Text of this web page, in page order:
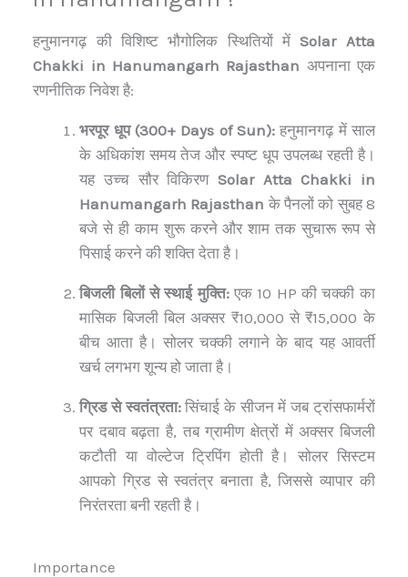
हनुमानगढ़ की विशिष्ट भौगोलिक स्थितियों मेंSolar Atta
Chakki in Hanumangarh Rajasthan अपनाना एक
रणनीतिक निवेश है:
भरपूर धूप (300+ Days of Sun):हनुमानगढ़ में साल
के अधिकांश समय तेज और स्पष्ट धूप उपलब्ध रहती है।
यह उच्च सौर विकिरण Solar Atta Chakki in
Hanumangarh Rajasthan के पैनलों को सुबह 8
बजे से ही काम शुरू करने और शाम तक सुचारू रूप से
पिसाई करने की शक्ति देता है।
बिजली बिलों से स्थाई मुक्ति:एक 10 HP की चक्की का
मासिक बिजली बिल अक्सर ₹10,000 से ₹15,000 के
बीच आता है। सोलर चक्की लगाने के बाद यह आवर्ती
खर्च लगभग शून्य हो जाता है।
ग्रिड से स्वतंत्रता:सिंचाई के सीजन में जब ट्रांसफार्मरों
पर दबाव बढ़ता है, तब ग्रामीण क्षेत्रों में अक्सर बिजली
कटौती या वोल्टेज ट्रिपिंग होती है। सोलर सिस्टम
आपको ग्रिड से स्वतंत्र बनाता है, जिससे व्यापार की
निरंतरता बनी रहती है।
Importance